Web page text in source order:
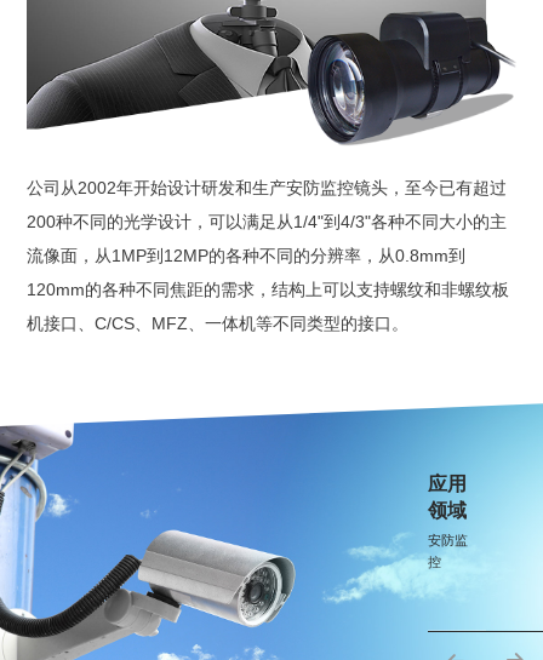
公司从2002年开始设计研发和生产安防监控镜头，至今已有超过
200种不同的光学设计，可以满足从1/4"到4/3"各种不同大小的主
流像面，从1MP到12MP的各种不同的分辨率，从0.8mm到
120mm的各种不同焦距的需求，结构上可以支持螺纹和非螺纹板
机接口、C/CS、MFZ、一体机等不同类型的接口。
应用
领域
安防监
控